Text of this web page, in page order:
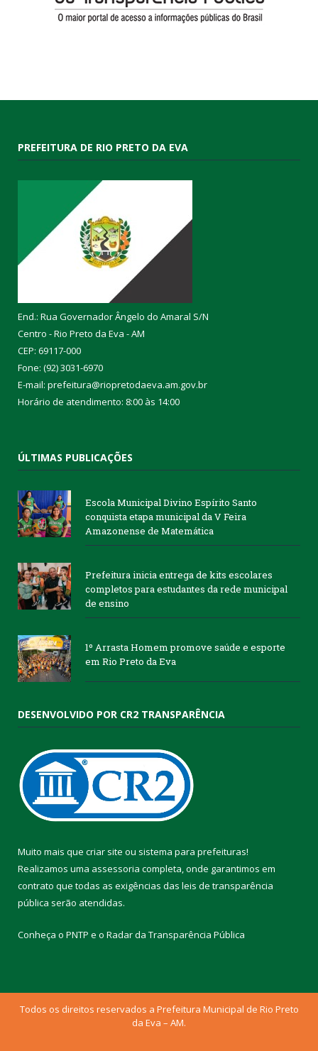
PREFEITURA DE RIO PRETO DA EVA
End.: Rua Governador Ângelo do Amaral S/N
Centro - Rio Preto da Eva - AM
CEP: 69117-000
Fone: (92) 3031-6970
E-mail: prefeitura@riopretodaeva.am.gov.br
Horário de atendimento: 8:00 às 14:00
ÚLTIMAS PUBLICAÇÕES
Escola Municipal Divino Espírito Santo
conquista etapa municipal da V Feira
Amazonense de Matemática
Prefeitura inicia entrega de kits escolares
completos para estudantes da rede municipal
de ensino
1º Arrasta Homem promove saúde e esporte
em Rio Preto da Eva
DESENVOLVIDO POR CR2 TRANSPARÊNCIA
Muito mais que criar site ou sistema para prefeituras!
Realizamos uma assessoria completa, onde garantimos em
contrato que todas as exigências das leis de transparência
pública serão atendidas.
Conheça o PNTP e o Radar da Transparência Pública
Todos os direitos reservados a Prefeitura Municipal de Rio Preto
da Eva – AM.